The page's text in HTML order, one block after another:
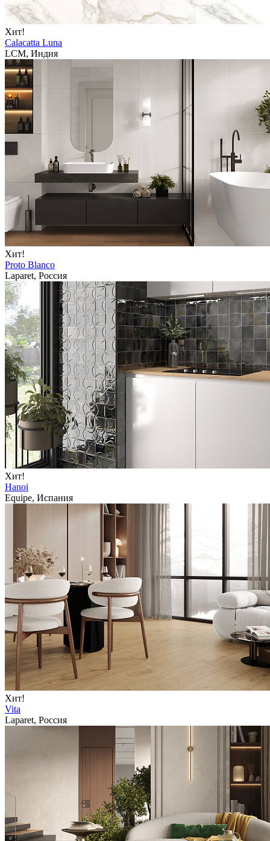
Хит!
Calacatta Luna
LCM, Индия
Хит!
Proto Blanco
Laparet, Россия
Хит!
Hanoi
Equipe, Испания
Хит!
Vita
Laparet, Россия